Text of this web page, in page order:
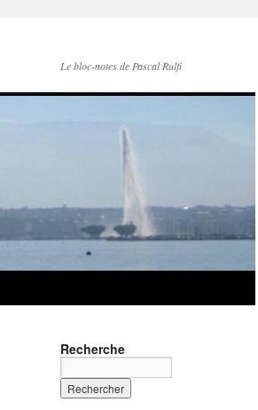
Le bloc-notes de Pascal Rulfi
Recherche